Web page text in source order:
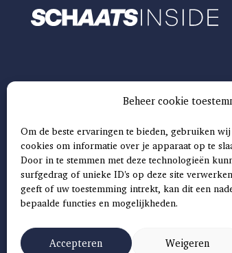
Beheer cookie
Om de beste ervaringen te bieden, gebruiken
cookies om informatie over je apparaat op te
Door in te stemmen met deze technologieën
surfgedrag of unieke ID's op deze site
geeft of uw toestemming intrekt, kan dit een
bepaalde functies en mogelijkheden.
Accepteren Weigeren